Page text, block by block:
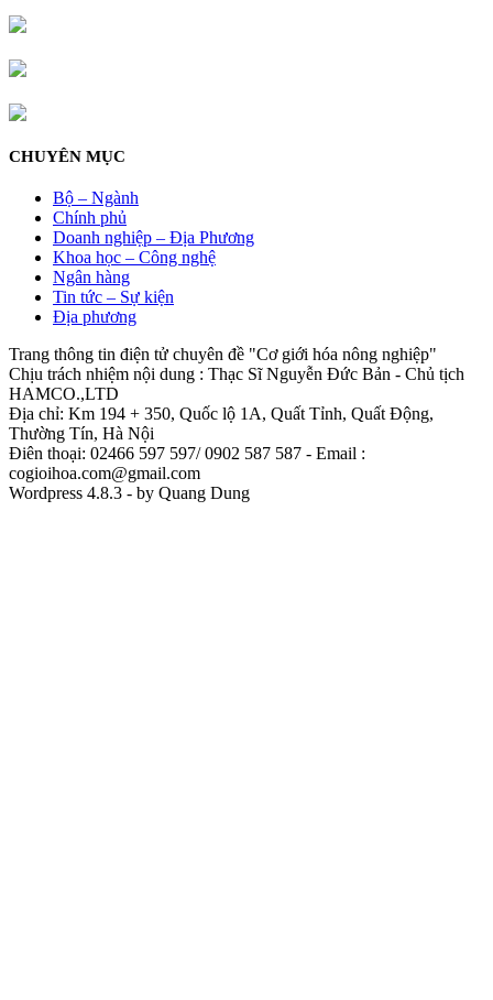
CHUYÊN MỤC
Bộ – Ngành
Chính phủ
Doanh nghiệp – Địa Phương
Khoa học – Công nghệ
Ngân hàng
Tin tức – Sự kiện
Địa phương
Trang thông tin điện tử chuyên đề "Cơ giới hóa nông nghiệp"
Chịu trách nhiệm nội dung : Thạc Sĩ Nguyễn Đức Bản - Chủ tịch
HAMCO.,LTD
Địa chỉ: Km 194 + 350, Quốc lộ 1A, Quất Tỉnh, Quất Động,
Thường Tín, Hà Nội
Điên thoại: 02466 597 597/ 0902 587 587 - Email :
cogioihoa.com@gmail.com
Wordpress 4.8.3 - by Quang Dung